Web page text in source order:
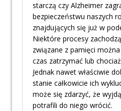
starczą czy Alzheimer
bezpieczeństwu naszych
znajdujących się już w
Niektóre procesy
związane z pamięci
czas zatrzymać lub
Jednak nawet właściwie
stanie całkowicie ich
może się zdarzyć, że
potrafili do niego wrócić.